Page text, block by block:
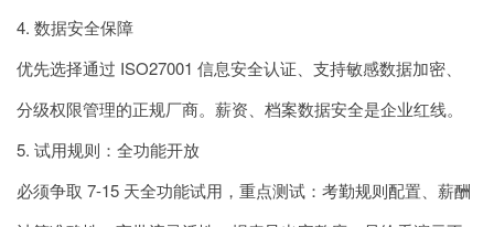
4. 数据安全保障
优先选择通过 ISO27001 信息安全认证、支持敏感数据加密、
分级权限管理的正规厂商。薪资、档案数据安全是企业红线。
5. 试用规则：全功能开放
必须争取 7-15 天全功能试用，重点测试：考勤规则配置、薪酬